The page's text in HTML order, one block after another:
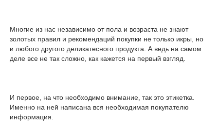
Многие из нас независимо от пола и возраста не знают
золотых правил и рекомендаций покупки не только икры, но
и любого другого деликатесного продукта. А ведь на самом
деле все не так сложно, как кажется на первый взгляд.
И первое, на что необходимо внимание, так это этикетка.
Именно на ней написана вся необходимая покупателю
информация.